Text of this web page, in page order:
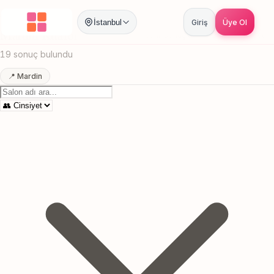
İstanbul Giriş Üye Ol
Anasayfa / /
Mardin Kuaför
19 sonuç bulundu
📍 Mardin
Canlı sonuçlar Online randevu